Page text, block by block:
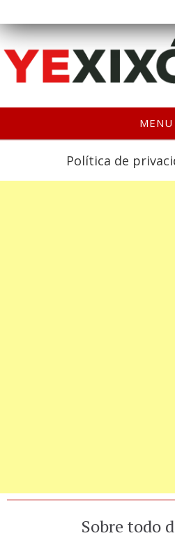
MENU
Política de
Sobre todo